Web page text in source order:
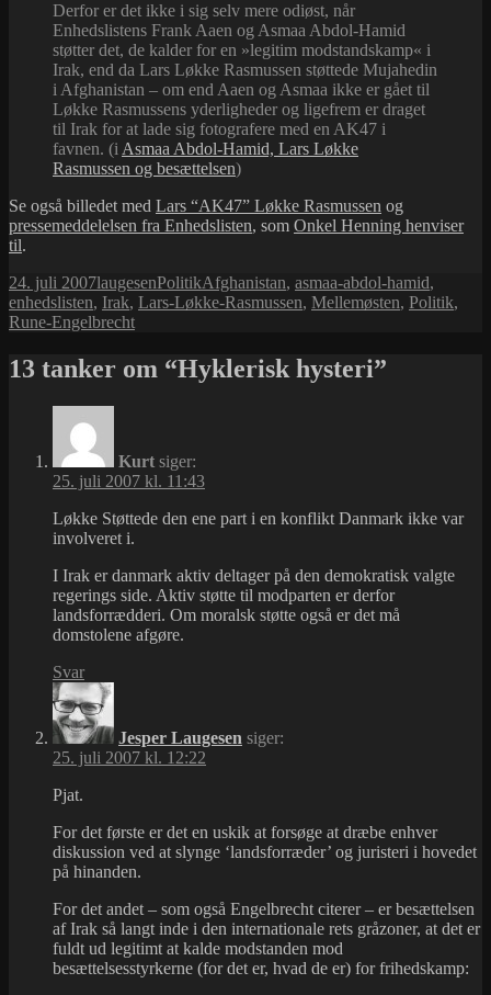
Derfor er det ikke i sig selv mere odiøst, når
Enhedslistens Frank Aaen og Asmaa Abdol-Hamid
støtter det, de kalder for en »legitim modstandskamp« i
Irak, end da Lars Løkke Rasmussen støttede Mujahedin
i Afghanistan – om end Aaen og Asmaa ikke er gået til
Løkke Rasmussens yderligheder og ligefrem er draget
til Irak for at lade sig fotografere med en AK47 i
favnen. (i Asmaa Abdol-Hamid, Lars Løkke
Rasmussen og besættelsen)
Se også billedet med Lars “AK47” Løkke Rasmussen og
pressemeddelelsen fra Enhedslisten, som Onkel Henning henviser
til.
Udgivet
i
24. juli 2007Forfatter
laugesenKategorier
PolitikTags
Afghanistan, asmaa-abdol-hamid,
enhedslisten, Irak, Lars-Løkke-Rasmussen, Mellemøsten, Politik,
Rune-Engelbrecht
13 tanker om “Hyklerisk hysteri”
Kurt siger:
25. juli 2007 kl. 11:43
Løkke Støttede den ene part i en konflikt Danmark ikke var
involveret i.
I Irak er danmark aktiv deltager på den demokratisk valgte
regerings side. Aktiv støtte til modparten er derfor
landsforrædderi. Om moralsk støtte også er det må
domstolene afgøre.
Svar
Jesper Laugesen siger:
25. juli 2007 kl. 12:22
Pjat.
For det første er det en uskik at forsøge at dræbe enhver
diskussion ved at slynge ‘landsforræder’ og juristeri i hovedet
på hinanden.
For det andet – som også Engelbrecht citerer – er besættelsen
af Irak så langt inde i den internationale rets gråzoner, at det er
fuldt ud legitimt at kalde modstanden mod
besættelsesstyrkerne (for det er, hvad de er) for frihedskamp: